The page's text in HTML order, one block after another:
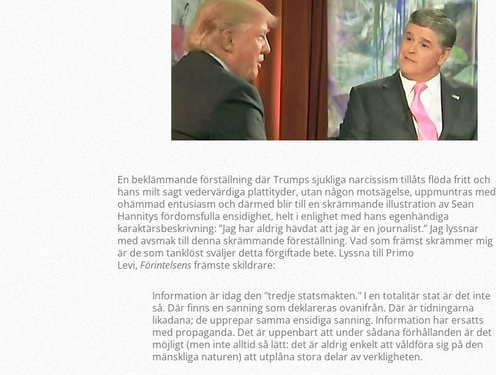
En beklämmande förställning där Trumps sjukliga narcissism tillåts flöda fritt och
hans milt sagt vedervärdiga plattityder, utan någon motsägelse, uppmuntras med
ohämmad entusiasm och därmed blir till en skrämmande illustration av Sean
Hannitys fördomsfulla ensidighet, helt i enlighet med hans egenhändiga
karaktärsbeskrivning: ”Jag har aldrig hävdat att jag är en journalist.” Jag lyssnar
med avsmak till denna skrämmande föreställning. Vad som främst skrämmer mig
är de som tanklöst sväljer detta förgiftade bete. Lyssna till Primo
Levi, Förintelsensfrämste skildrare:
Information är idag den "tredje statsmakten." I en totalitär stat är det inte
så. Där finns en sanning som deklareras ovanifrån. Där är tidningarna
likadana; de upprepar samma ensidiga sanning. Information har ersatts
med propaganda. Det är uppenbart att under sådana förhållanden är det
möjligt (men inte alltid så lätt: det är aldrig enkelt att våldföra sig på den
mänskliga naturen) att utplåna stora delar av verkligheten.